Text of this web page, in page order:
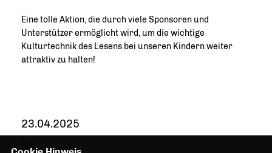
Eine tolle Aktion, die durch viele Sponsoren und
Unterstützer ermöglicht wird, um die wichtige
Kulturtechnik des Lesens bei unseren Kindern weiter
attraktiv zu halten!
23.04.2025
SH